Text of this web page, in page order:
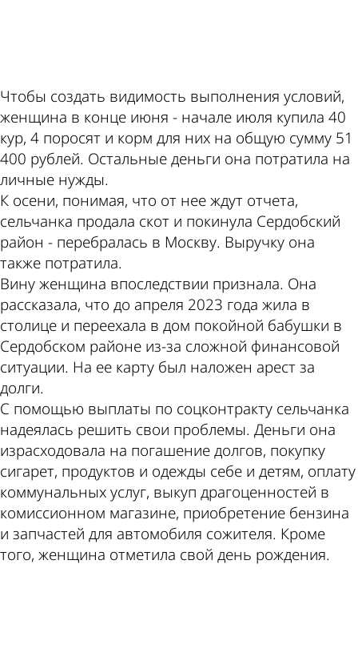
Чтобы создать видимость выполнения условий,
женщина в конце июня - начале июля купила 40
кур, 4 поросят и корм для них на общую сумму 51
400 рублей. Остальные деньги она потратила на
личные нужды.
К осени, понимая, что от нее ждут отчета,
сельчанка продала скот и покинула Сердобский
район - перебралась в Москву. Выручку она
также потратила.
Вину женщина впоследствии признала. Она
рассказала, что до апреля 2023 года жила в
столице и переехала в дом покойной бабушки в
Сердобском районе из-за сложной финансовой
ситуации. На ее карту был наложен арест за
долги.
С помощью выплаты по соцконтракту сельчанка
надеялась решить свои проблемы. Деньги она
израсходовала на погашение долгов, покупку
сигарет, продуктов и одежды себе и детям, оплату
коммунальных услуг, выкуп драгоценностей в
комиссионном магазине, приобретение бензина
и запчастей для автомобиля сожителя. Кроме
того, женщина отметила свой день рождения.